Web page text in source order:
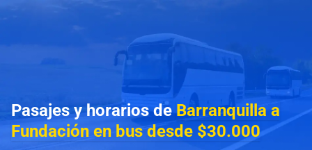
Pasajes y horarios deBarranquilla a
Fundación en bus desde $30.000